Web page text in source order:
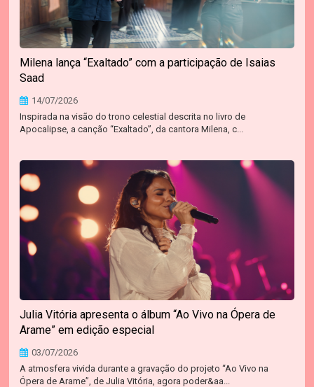
Milena lança “Exaltado” com a participação de Isaias
Saad
14/07/2026
Inspirada na visão do trono celestial descrita no livro de
Apocalipse, a canção “Exaltado”, da cantora Milena, c...
Julia Vitória apresenta o álbum “Ao Vivo na Ópera de
Arame” em edição especial
03/07/2026
A atmosfera vivida durante a gravação do projeto “Ao Vivo na
Ópera de Arame”, de Julia Vitória, agora poder&aa...